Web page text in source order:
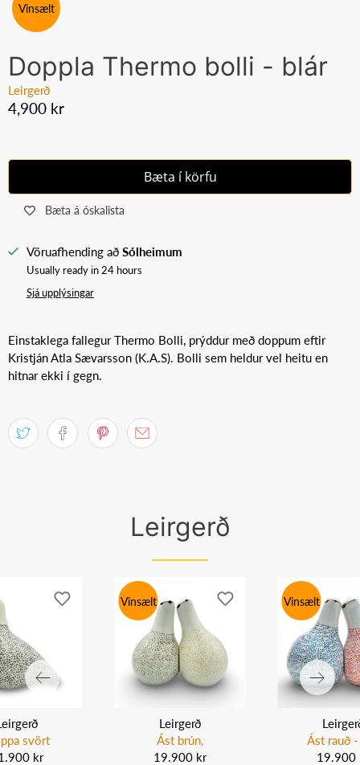
Vinsælt
Doppla Thermo bolli - blár
Leirgerð
4,900 kr
Bæta í körfu
Bæta á óskalista
Vöruafhending að Sólheimum
Usually ready in 24 hours
Sjá upplýsingar
Einstaklega fallegur Thermo Bolli, prýddur með doppum eftir
Kristján Atla Sævarsson (K.A.S). Bolli sem heldur vel heitu en
hitnar ekki í gegn.
Leirgerð
Vinsælt
Leirgerð
Ást brún,
19.900 kr
Vinsælt
Ást rauð -
19.900
svört
kr